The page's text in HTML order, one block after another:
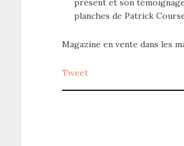
présent et son
planches de Patrick
Magazine en vente dans les
Tweet